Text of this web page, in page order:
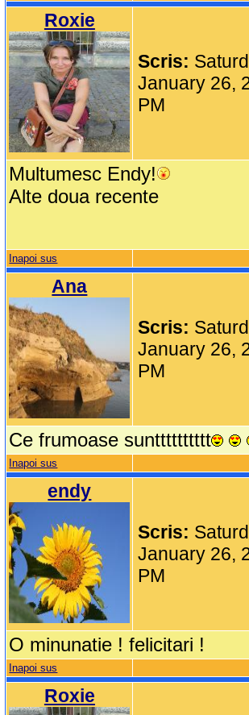
Roxie
Scris:
January 26,
PM
Multumesc Endy!
Alte doua recente
Inapoi sus
Ana
Scris:
January 26,
PM
Ce frumoase suntttttttttt
Inapoi sus
endy
Scris:
January 26,
PM
O minunatie ! felicitari !
Inapoi sus
Roxie